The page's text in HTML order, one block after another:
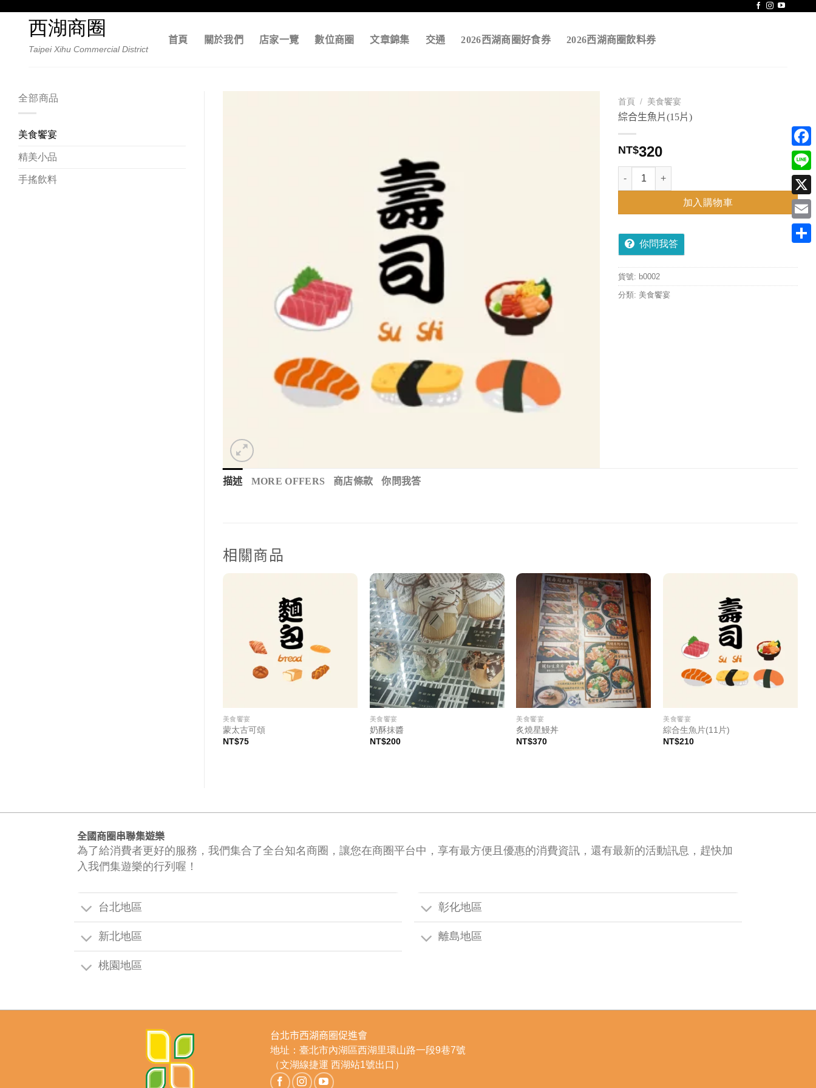
content西湖商圈
Taipei Xihu Commercial District
首頁 關於我們 店家一覽 數位商圈 文章錦集 交通 2026西湖商圈好食券 2026西湖商圈飲料券
全部商品
美食饗宴
精美小品
手搖飲料
首頁 / 美食饗宴
綜合生魚片(15片)
NT$320
加入購物車
你問我答
貨號: b0002
分類: 美食饗宴
描述 MORE OFFERS 商店條款 你問我答
相關商品
美食饗宴
蒙太古可頌
NT$75
美食饗宴
奶酥抹醬
NT$200
美食饗宴
炙燒星鰻丼
NT$370
美食饗宴
綜合生魚片(11片)
NT$210
全國商圈串聯集遊樂
為了給消費者更好的服務，我們集合了全台知名商圈，讓您在商圈平台中，享有最方便且優惠的消費資訊，還有最新的活動訊息，趕快加
入我們集遊樂的行列喔！
台北地區
新北地區
桃園地區
彰化地區
離島地區
台北市西湖商圈促進會
地址：臺北市內湖區西湖里環山路一段9巷7號
（文湖線捷運 西湖站1號出口）
Line
X
Email